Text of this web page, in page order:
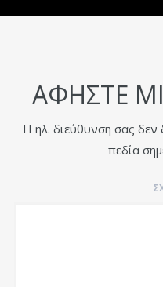
ΑΦΉΣΤΕ
Η ηλ. διεύθυνση σας δεν
πεδία